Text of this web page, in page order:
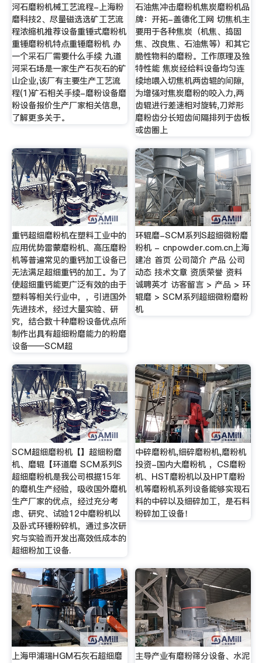
河石磨粉机械工艺流程-上海粉
磨科技2、尽量磁选选矿工艺流
程浓缩机推荐设备重锤式磨粉机
重锤磨粉机特点重锤磨粉机 办
一个采石厂需要什么手续 九道
河采石场是一家生产石灰石的矿
山企业,该厂有主要生产工艺流
程(1)矿石相关手续-磨粉设备磨
粉设备报价生产厂家相关信息,
了解更多关于。
石油焦冲击磨粉机焦炭磨粉机品
牌：开拓-盖德化工网 切焦机主
要用于各种焦炭（机焦、捣固
焦、改良焦、石油焦等）和其它
脆性物料的磨粉。工作原理及独
特性能 焦炭经给料设备均匀连
续地喂入切焦机两齿辊的间隙,
为增强对焦炭磨粉的咬入力,两
齿辊进行差速相对旋转,刀斧形
磨粉齿分长短齿间隔排列于齿板
或齿圈上
重钙超细磨粉机在塑料工业中的
应用优势雷蒙磨粉机、高压磨粉
机等普遍常见的重钙加工设备已
无法满足超细重钙的加工。为了
使超细重钙能更广泛有效的由于
塑料等相关行业中，，引进国外
先进技术，经过大量实验、研
究，结合数十种磨粉设备优点所
制作出具有超细粉磨能力的粉磨
设备——SCM超
环辊磨-SCM系列S超细微粉磨
粉机 - cnpowder.com.cn上海
建冶 首页 公司简介 产品 公司
动态 技术文章 资质荣誉 资料
诚聘英才 访客留言 > 产品 > 环
辊磨 > SCM系列超细微粉磨粉
机
SCM超细磨粉机【】超细粉磨
机、磨辊【环道磨 SCM系列S
超细磨粉机是我公司根据15年
的磨机生产经验，吸收国外磨机
生产厂家的优点，经过充分考
虑、研究、试验12中磨粉机以
及卧式环锤粉碎机，通过多次研
究与实验而开发出高效低成本的
超细粉加工设备.
中碎磨粉机,细碎磨粉机,磨粉机
投资-国内大磨粉机 ，CS磨粉
机、HST磨粉机以及HPT磨粉
机等磨粉机系列设备能够实现石
料的中碎以及细碎加工，是石料
粉碎加工设备！
上海甲浦瑞HGM石灰石超细磨
主导产业有磨粉筛分设备、水泥